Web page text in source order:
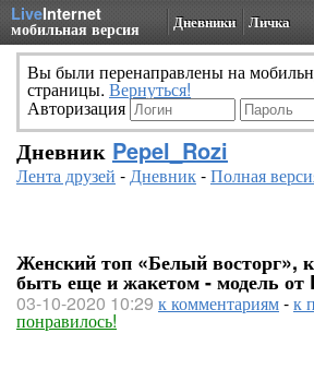
LiveInternet
мобильная версия Дневники Личка
Вы были перенаправлены на
страницы. Вернуться!
Авторизация
Дневник Pepel_Rozi
Лента друзей -Дневник-Полная
Женский топ «Белый восторг»,
быть еще и жакетом - модель
03-10-2020 10:29 к комментариям-к
понравилось!